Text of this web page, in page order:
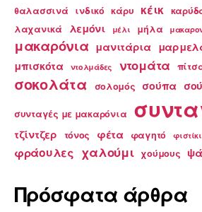
θαλασσινά ινδικό κάρυ κέικ
λαχανικά λεμόνι μέλι μήλα
μακαρόνια μανιτάρια
μπισκότα ντολμάδες ντομάτα
σοκολάτα σολομός σούπα
συνταγές με μακαρόνια
τζίντζερ τόνος φέτα φαγητό
φράουλες χαλούμι χούμους
Πρόσφατα άρθρα